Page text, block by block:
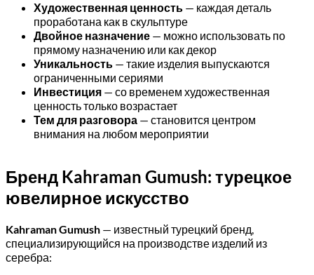
Художественная ценность — каждая деталь
проработана как в скульптуре
Двойное назначение — можно использовать по
прямому назначению или как декор
Уникальность — такие изделия выпускаются
ограниченными сериями
Инвестиция — со временем художественная
ценность только возрастает
Тем для разговора — становится центром
внимания на любом мероприятии
Бренд Kahraman Gumush: турецкое
ювелирное искусство
Kahraman Gumush — известный турецкий бренд,
специализирующийся на производстве изделий из
серебра: